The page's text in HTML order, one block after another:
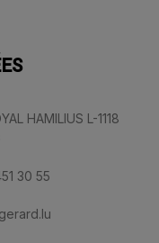
HAMILIUS L-1118
30 55